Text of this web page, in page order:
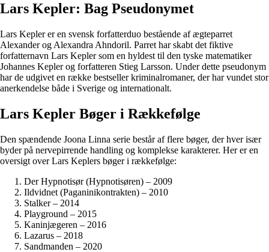
Lars Kepler: Bag Pseudonymet
Lars Kepler er en svensk forfatterduo bestående af ægteparret
Alexander og Alexandra Ahndoril. Parret har skabt det fiktive
forfatternavn Lars Kepler som en hyldest til den tyske matematiker
Johannes Kepler og forfatteren Stieg Larsson. Under dette pseudonym
har de udgivet en række bestseller kriminalromaner, der har vundet stor
anerkendelse både i Sverige og internationalt.
Lars Kepler Bøger i Rækkefølge
Den spændende Joona Linna serie består af flere bøger, der hver især
byder på nervepirrende handling og komplekse karakterer. Her er en
oversigt over Lars Keplers bøger i rækkefølge:
Der Hypnotisør (Hypnotisøren) – 2009
Ildvidnet (Paganinikontrakten) – 2010
Stalker – 2014
Playground – 2015
Kaninjægeren – 2016
Lazarus – 2018
Sandmanden – 2020